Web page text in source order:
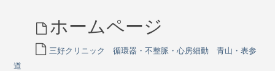
ホームページ
三好クリニック 循環器・不整脈・心房細動 青山・表参
道